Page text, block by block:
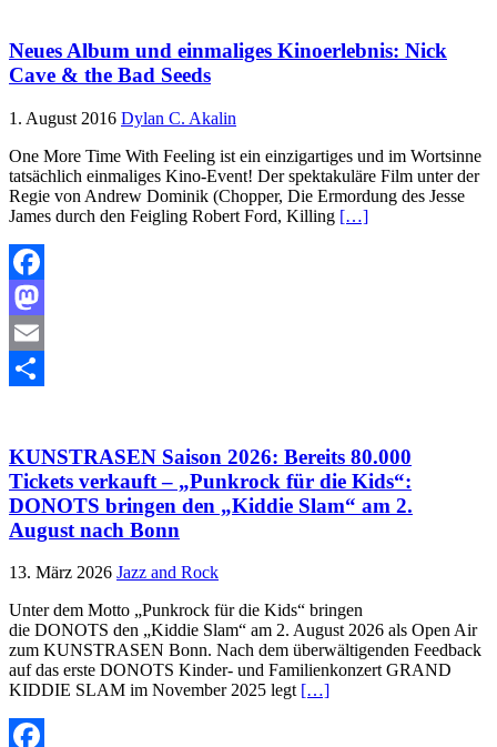
Neues Album und einmaliges Kinoerlebnis: Nick
Cave & the Bad Seeds
1. August 2016 Dylan C. Akalin
One More Time With Feeling ist ein einzigartiges und im Wortsinne
tatsächlich einmaliges Kino-Event! Der spektakuläre Film unter der
Regie von Andrew Dominik (Chopper, Die Ermordung des Jesse
James durch den Feigling Robert Ford, Killing […]
Facebook
Mastodon
Email
KUNSTRASEN Saison 2026: Bereits 80.000
Tickets verkauft – „Punkrock für die Kids“:
DONOTS bringen den „Kiddie Slam“ am 2.
August nach Bonn
13. März 2026 Jazz and Rock
Unter dem Motto „Punkrock für die Kids“ bringen
die DONOTS den „Kiddie Slam“ am 2. August 2026 als Open Air
zum KUNSTRASEN Bonn. Nach dem überwältigenden Feedback
auf das erste DONOTS Kinder- und Familienkonzert GRAND
KIDDIE SLAM im November 2025 legt […]